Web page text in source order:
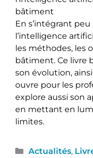
bâtiment
En s’intégrant
l’intelligence
les méthodes, les
bâtiment. Ce livre
son évolution,
ouvre pour les
explore aussi son
en mettant en
limites.
Actualités,